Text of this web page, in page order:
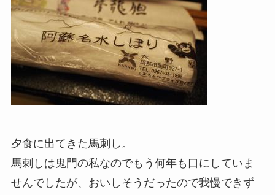
夕食に出てきた馬刺し。
馬刺しは鬼門の私なのでもう何年も口にしていま
せんでしたが、おいしそうだったので我慢できず